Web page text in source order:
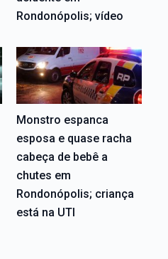
Rondonópolis; vídeo
Monstro espanca
esposa e quase racha
cabeça de bebê a
chutes em
Rondonópolis; criança
está na UTI